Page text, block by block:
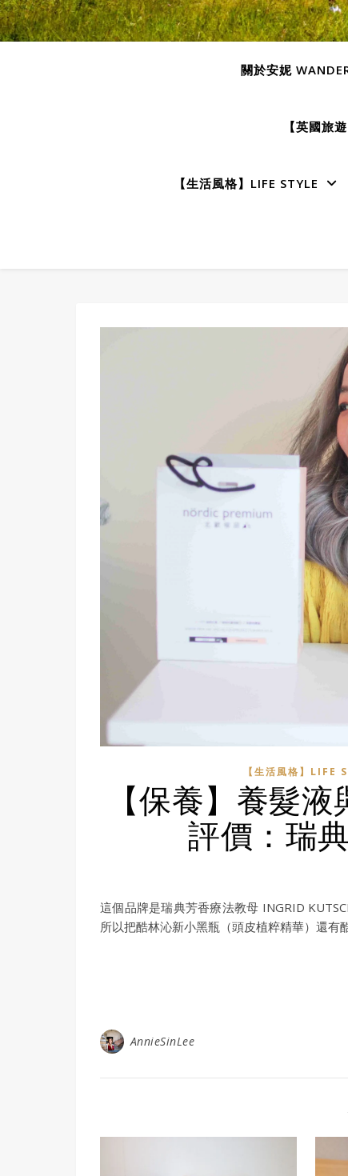
關於安妮
【英國旅
【生活風格】LIFE STYLE
【生活風格】LIFE
【保養】養髮
評價：瑞
這個品牌是瑞典芳香療法教母 INGRID
所以把酷林沁新小黑瓶（頭皮植粹精華）還有
AnnieSinLee